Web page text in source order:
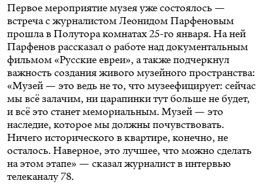
Первое мероприятие музея уже состоялось —
встреча с журналистом Леонидом Парфеновым
прошла в Полутора комнатах 25-го января. На ней
Парфенов рассказал о работе над документальным
фильмом «Русские евреи», а также подчеркнул
важность создания живого музейного пространства:
«Музей — это ведь не то, что музеефицирует: сейчас
мы всё залачим, ни царапинки тут больше не будет,
и всё это станет мемориальным. Музей — это
наследие, которое мы должны почувствовать.
Ничего исторического в квартире, конечно, не
осталось. Наверное, это лучшее, что можно сделать
на этом этапе» — сказал журналист винтервью
телеканалу 78.